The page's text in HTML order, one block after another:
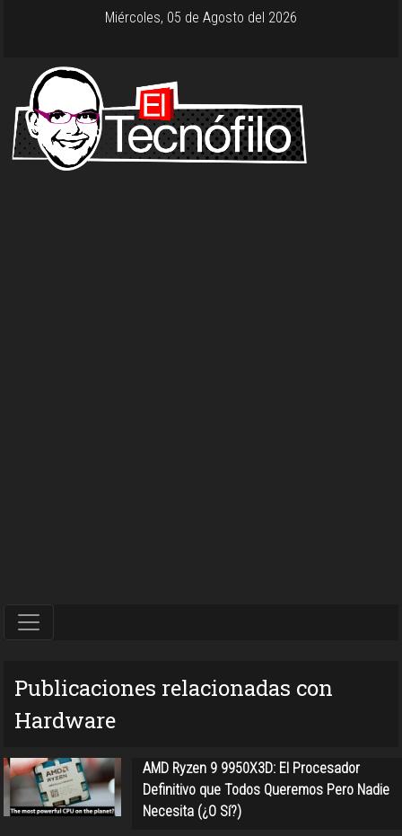
Miércoles, 05 de Agosto del 2026
Publicaciones relacionadas con
Hardware
AMD Ryzen 9 9950X3D: El Procesador
Definitivo que Todos Queremos Pero Nadie
Necesita (¿O Sí?)